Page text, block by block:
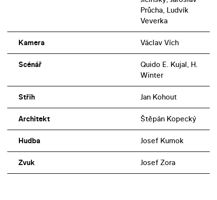
Průcha, Ludvík
Veverka
Kamera Václav Vích
Scénář
Quido E. Kujal, H.
Winter
Střih Jan Kohout
Architekt Štěpán Kopecký
Hudba Josef Kumok
Zvuk Josef Zora